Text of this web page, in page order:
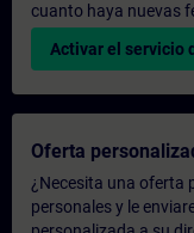
cuanto haya nuevas
Activar el servicio
Oferta
¿Necesita una oferta
personales y le